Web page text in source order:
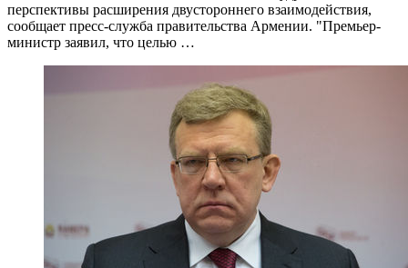
перспективы расширения двустороннего взаимодействия,
сообщает пресс-служба правительства Армении. "Премьер-
министр заявил, что целью …